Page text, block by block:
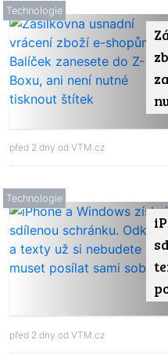
Technologie
před 2 dny od VTM.cz
Technologie
před 2 dny od VTM.cz